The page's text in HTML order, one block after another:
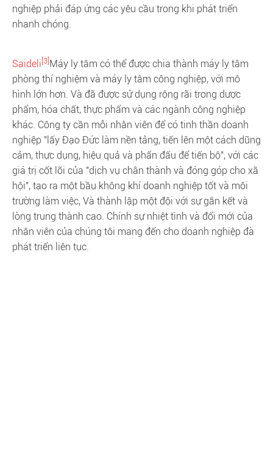
nghiệp phải đáp ứng các yêu cầu trong khi phát triển
nhanh chóng.
Saideli [3] Máy ly tâm có thể được chia thành máy ly tâm
phòng thí nghiệm và máy ly tâm công nghiệp, với mô
hình lớn hơn. Và đã được sử dụng rộng rãi trong dược
phẩm, hóa chất, thực phẩm và các ngành công nghiệp
khác. Công ty cần mỗi nhân viên để có tinh thần doanh
nghiệp "lấy Đạo Đức làm nền tảng, tiến lên một cách dũng
cảm, thực dụng, hiệu quả và phấn đấu để tiến bộ", với các
giá trị cốt lõi của "dịch vụ chân thành và đóng góp cho xã
hội", tạo ra một bầu không khí doanh nghiệp tốt và môi
trường làm việc, Và thành lập một đội với sự gắn kết và
lòng trung thành cao. Chính sự nhiệt tình và đổi mới của
nhân viên của chúng tôi mang đến cho doanh nghiệp đà
phát triển liên tục.